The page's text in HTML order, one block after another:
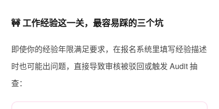
🚧 工作经验这一关，最容易踩的三个坑
即使你的经验年限满足要求，在报名系统里填写经验描述
时也可能出问题，直接导致审核被驳回或触发 Audit 抽
查：